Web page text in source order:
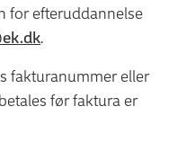
for efteruddannelse
.
fakturanummer eller
før faktura er